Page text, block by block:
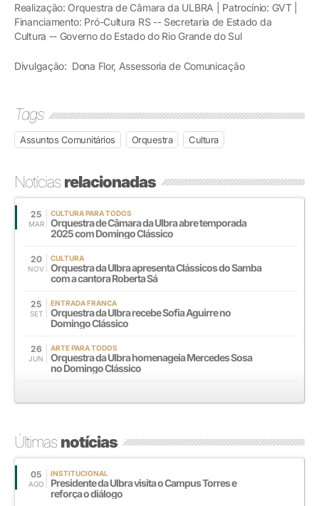
Realização: Orquestra de Câmara da ULBRA | Patrocínio: GVT |
Financiamento: Pró-Cultura RS -- Secretaria de Estado da
Cultura -- Governo do Estado do Rio Grande do Sul
Divulgação: Dona Flor, Assessoria de Comunicação
Tags
Assuntos Comunitários Orquestra Cultura
Notíciasrelacionadas
25
MAR
CULTURA PARA TODOS
Orquestra de Câmara da Ulbra abre temporada
2025 com Domingo Clássico
20
NOV
CULTURA
Orquestra da Ulbra apresenta Clássicos do Samba
com a cantora Roberta Sá
25
SET
ENTRADA FRANCA
Orquestra da Ulbra recebe Sofia Aguirre no
Domingo Clássico
26
JUN
ARTE PARA TODOS
Orquestra da Ulbra homenageia Mercedes Sosa
no Domingo Clássico
Últimasnotícias
05
AGO
INSTITUCIONAL
Presidente da Ulbra visita o Campus Torres e
reforça o diálogo